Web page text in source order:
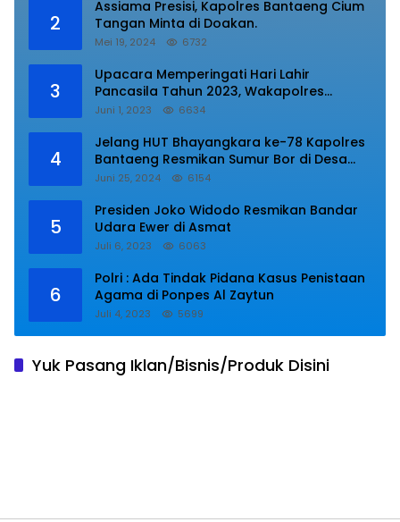
2
Assiama Presisi, Kapolres Bantaeng Cium
Tangan Minta di Doakan.
Mei 19, 2024 6732
3
Upacara Memperingati Hari Lahir
Pancasila Tahun 2023, Wakapolres
Lampung Utara Bacakan Amanat Kepala
Juni 1, 2023 6634
4
Jelang HUT Bhayangkara ke-78 Kapolres
Bantaeng Resmikan Sumur Bor di Desa
Kaloling Bantaeng
Juni 25, 2024 6154
5
Presiden Joko Widodo Resmikan Bandar
Udara Ewer di Asmat
Juli 6, 2023 6063
6
Polri : Ada Tindak Pidana Kasus Penistaan
Agama di Ponpes Al Zaytun
Juli 4, 2023 5699
Yuk Pasang Iklan/Bisnis/Produk Disini